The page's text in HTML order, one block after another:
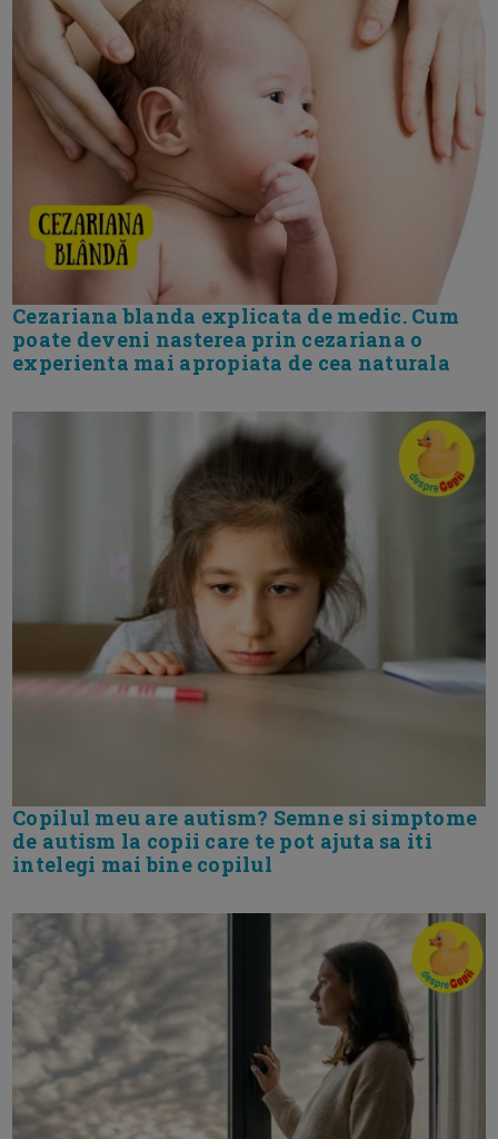
Cezariana blanda explicata de medic. Cum
poate deveni nasterea prin cezariana o
experienta mai apropiata de cea naturala
Copilul meu are autism? Semne si simptome
de autism la copii care te pot ajuta sa iti
intelegi mai bine copilul